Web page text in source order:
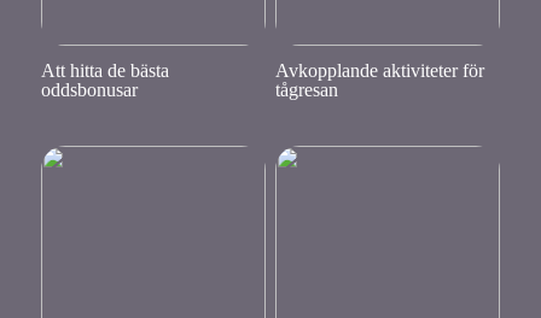
Att hitta de bästa
oddsbonusar
Avkopplande aktiviteter för
tågresan